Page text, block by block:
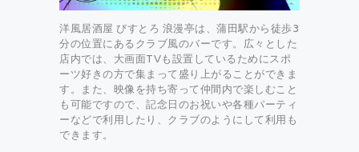
洋風居酒屋 びすとろ 浪漫亭は、蒲田駅から徒歩3
分の位置にあるクラブ風のバーです。広々とした
店内では、大画面TVも設置しているためにスポ
ーツ好きの方で集まって盛り上がることができま
す。また、映像を持ち寄って仲間内で楽しむこと
も可能ですので、記念日のお祝いや各種パーティ
ーなどで利用したり、クラブのようにして利用も
できます。